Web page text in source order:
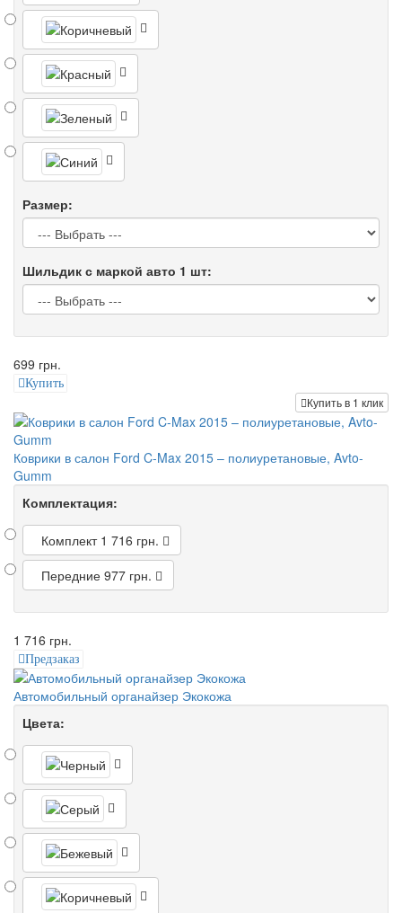
Размер:
Шильдик с маркой авто 1 шт:
699 грн.
Купить
Купить в 1 клик
Коврики в салон Ford C-Max 2015 – полиуретановые, Avto-
Gumm
Комплектация:
Комплект 1 716 грн.
Передние 977 грн.
1 716 грн.
Предзаказ
Автомобильный органайзер Экокожа
Цвета: